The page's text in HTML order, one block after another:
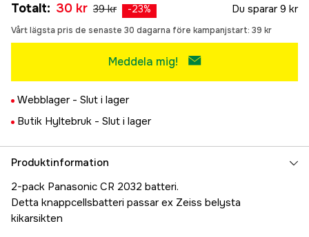
Totalt: 30 kr 39 kr -23% Du sparar 9 kr
Vårt lägsta pris de senaste 30 dagarna före kampanjstart: 39 kr
Meddela mig!
Webblager - Slut i lager
Butik Hyltebruk - Slut i lager
Produktinformation
2-pack Panasonic CR 2032 batteri.
Detta knappcellsbatteri passar ex Zeiss belysta
kikarsikten